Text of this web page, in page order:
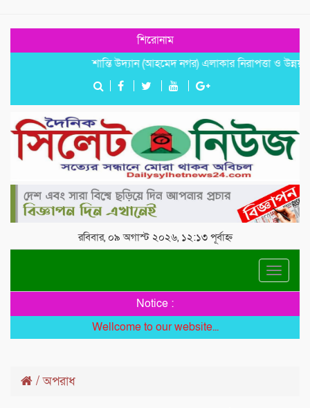
শিরোনাম
শান্তি উদ্যান (আহমেদ নগর) এলাকার নিরাপত্তা ও উন্নয়নমূলক
রবিবার, ০৯ অগাস্ট ২০২৬, ১২:১৩ পূর্বাহ্ন
Toggle
Notice :
Wellcome to our website...
/অপরাধ